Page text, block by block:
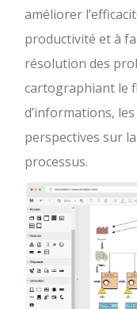
améliorer
productivité et à
résolution des
cartographiant le
d’informations,
perspectives sur
processus.